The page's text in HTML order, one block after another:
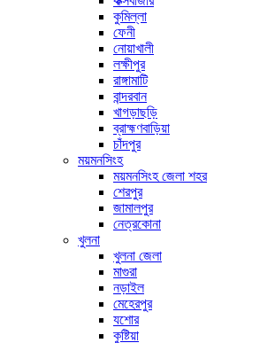
কুমিল্লা
ফেনী
নোয়াখালী
লক্ষীপুর
রাঙ্গামাটি
বান্দরবান
খাগড়াছড়ি
ব্রাহ্মণবাড়িয়া
চাঁদপুর
ময়মনসিংহ
ময়মনসিংহ জেলা শহর
শেরপুর
জামালপুর
নেত্রকোনা
খুলনা
খুলনা জেলা
মাগুরা
নড়াইল
মেহেরপুর
যশোর
কুষ্টিয়া